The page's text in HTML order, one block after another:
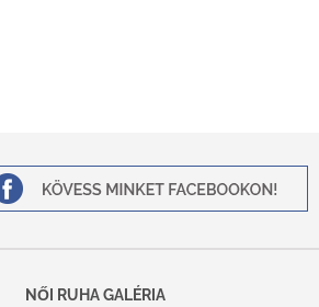
NŐI RUHA GALÉRIA